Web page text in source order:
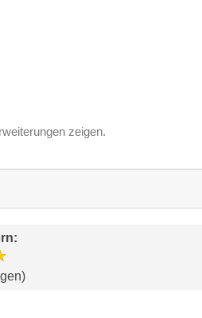
zeigen.
: